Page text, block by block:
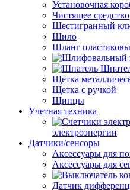
Установочная
Чистящее средство
Шестигранный
Шило
Шланг
Щетка
Щетка с ручкой
Щипцы
Учетная техника
электроэнергии
Датчики/сенсоры
Аксессуары для
Аксессуары для
Датчик